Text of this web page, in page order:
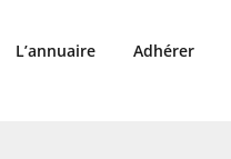
L’annuaire Adhérer